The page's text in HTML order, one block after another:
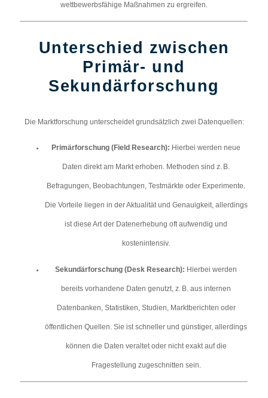
wettbewerbsfähige Maßnahmen zu ergreifen.
Unterschied zwischen
Primär- und
Sekundärforschung
Die Marktforschung unterscheidet grundsätzlich zwei Datenquellen:
Primärforschung (Field Research): Hierbei werden neue
Daten direkt am Markt erhoben. Methoden sind z. B.
Befragungen, Beobachtungen, Testmärkte oder Experimente.
Die Vorteile liegen in der Aktualität und Genauigkeit, allerdings
ist diese Art der Datenerhebung oft aufwendig und
kostenintensiv.
Sekundärforschung (Desk Research): Hierbei werden
bereits vorhandene Daten genutzt, z. B. aus internen
Datenbanken, Statistiken, Studien, Marktberichten oder
öffentlichen Quellen. Sie ist schneller und günstiger, allerdings
können die Daten veraltet oder nicht exakt auf die
Fragestellung zugeschnitten sein.